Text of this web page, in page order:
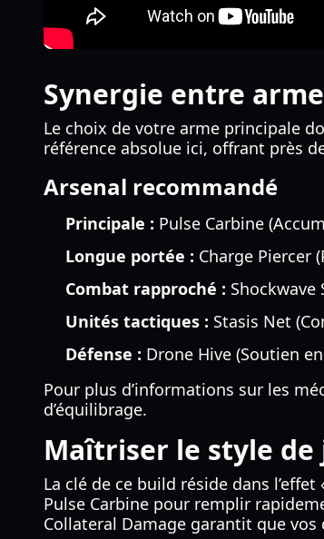
Synergie entre
Le choix de votre arme principale
référence absolue ici, offrant près
Arsenal recommandé
Principale : Pulse Carbine
Longue portée : Charge Piercer
Combat rapproché :
Unités tactiques : Stasis Net
Défense : Drone Hive (Soutien
Pour plus d’informations sur les
d’équilibrage.
Maîtriser le style de
La clé de ce build réside dans
Pulse Carbine pour remplir
Collateral Damage garantit que